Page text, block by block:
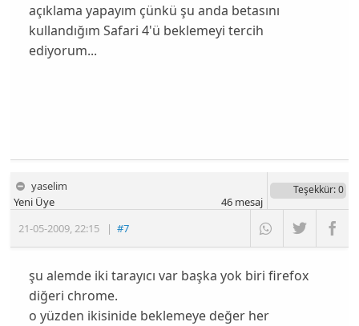
açıklama yapayım çünkü şu anda betasını
kullandığım Safari 4'ü beklemeyi tercih
ediyorum...
yaselim
21-05-2009,22:15 |#7
Yeni Üye
Teşekkür: 0
46mesaj
şu alemde iki tarayıcı var başka yok biri firefox
diğeri chrome.
o yüzden ikisinide beklemeye değer her